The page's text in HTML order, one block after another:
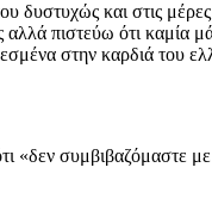
και στις μέρες
πιστεύω ότι καμία
στην καρδιά του
«δεν συμβιβαζόμαστε